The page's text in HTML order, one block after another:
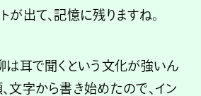
が出て、記憶に残りますね。
は耳で聞くという文化が強いん
文字から書き始めたので、イン